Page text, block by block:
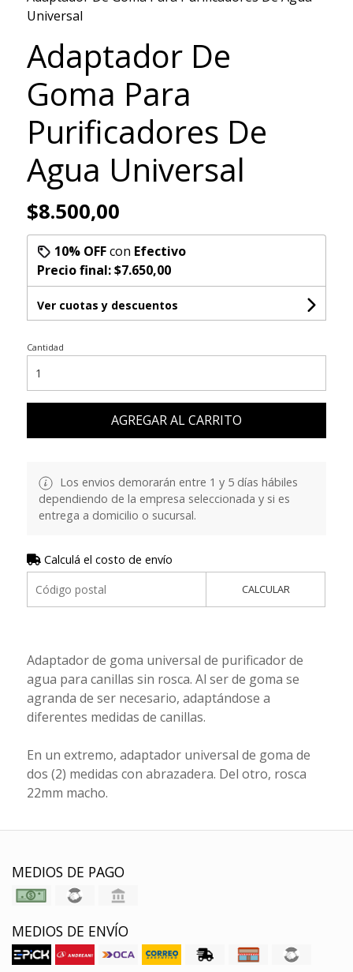
Universal
Adaptador De
Goma Para
Purificadores De
Agua Universal
$8.500,00
10% OFFcon Efectivo
Precio final:$7.650,00
Ver cuotas y descuentos
Cantidad
AGREGAR AL CARRITO
Los envios demorarán entre 1 y 5 días hábiles
dependiendo de la empresa seleccionada y si es
entrega a domicilio o sucursal.
Calculá el costo de envío
CALCULAR
Adaptador de goma universal de purificador de
agua para canillas sin rosca. Al ser de goma se
agranda de ser necesario, adaptándose a
diferentes medidas de canillas.
En un extremo, adaptador universal de goma de
dos (2) medidas con abrazadera. Del otro, rosca
22mm macho.
MEDIOS DE PAGO
MEDIOS DE ENVÍO